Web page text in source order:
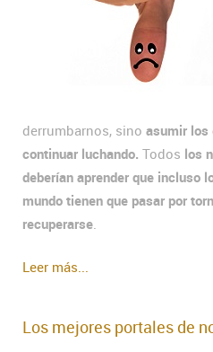
derrumbarnos, sino asumir los
continuar luchando. Todos los
deberían aprender que incluso
mundo tienen que pasar por
recuperarse
Leer más...
Los mejores portales de